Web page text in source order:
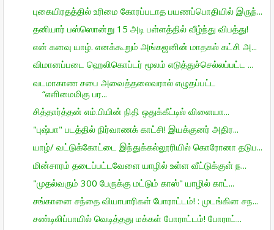
புகையிரதத்தில் உரிமை கோரப்படாத பயணப்பொதியில் இருந்...
தனியார் பஸ்ஸொன்று 15 அடி பள்ளத்தில் வீழ்ந்து விபத்து!
என் கனவு யாழ். எனக்கூறும் அங்கஜனின் மாதகல் கட்சி அ...
விமானப்படை ஹெலிகொப்டர் மூலம் எடுத்துச்செல்லப்பட்ட ...
வடமாகாண சபை அவைத்தலைவரால் எழுதப்பட்ட
“எளிமைமிகு பர...
சித்தார்த்தன் எம்.பியின் நிதி ஒதுக்கீட்டில் விளையா...
"புஷ்பா" படத்தில் நிர்வாணக் காட்சி! இயக்குனர் அதிர...
யாழ்/ வட்டுக்கோட்டை இந்துக்கல்லூரியில் கொரோனா தடுப...
மின்சாரம் தடைப்பட்டவேளை யாழில் உள்ள வீட்டுக்குள் ந...
"முதல்வரும் 300 பேருக்கு மட்டும் காஸ்" யாழில் காட்...
சங்கானை சந்தை வியாபாரிகள் போராட்டம்! : முடங்கின சந...
சண்டிலிப்பாயில் வெடித்தது மக்கள் போராட்டம்! போராட்...